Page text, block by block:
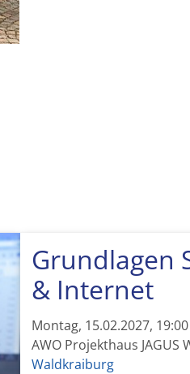
Grundlagen
& Internet
Montag, 15.02.2027,
AWO Projekthaus JAGUS
Waldkraiburg